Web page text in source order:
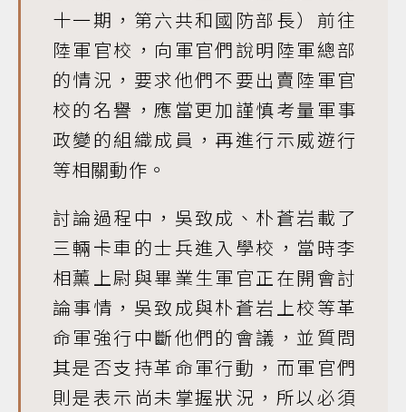
十一期，第六共和國防部長）前往
陸軍官校，向軍官們說明陸軍總部
的情況，要求他們不要出賣陸軍官
校的名譽，應當更加謹慎考量軍事
政變的組織成員，再進行示威遊行
等相關動作。
討論過程中，吳致成、朴蒼岩載了
三輛卡車的士兵進入學校，當時李
相薰上尉與畢業生軍官正在開會討
論事情，吳致成與朴蒼岩上校等革
命軍強行中斷他們的會議，並質問
其是否支持革命軍行動，而軍官們
則是表示尚未掌握狀況，所以必須